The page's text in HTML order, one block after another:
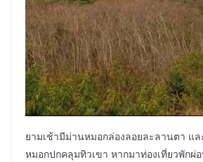
ยามเช้ามีม่านหมอกล่องลอยละลานตา แล
หมอกปกคลุมทิวเขา หากมาท่องเที่ยวพักผ่